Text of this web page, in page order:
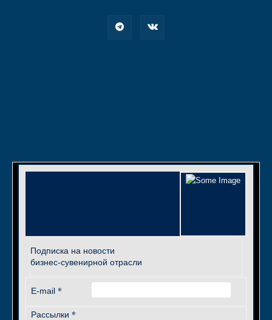
Подписка на новости
бизнес-сувенирной отрасли
E-mail *
Рассылки *